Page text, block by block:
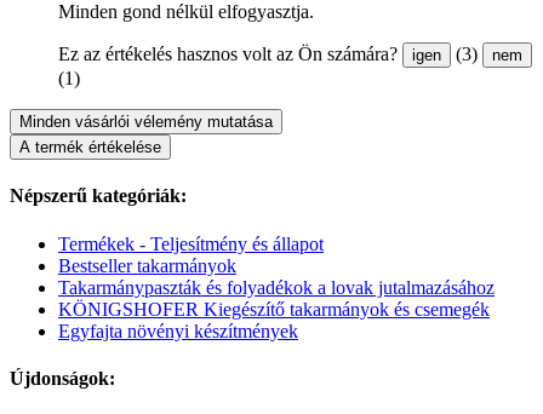
Minden gond nélkül elfogyasztja.
Ez az értékelés hasznos volt az Ön számára? igen (3) nem
(1)
Minden vásárlói vélemény mutatása
A termék értékelése
Népszerű kategóriák:
Termékek - Teljesítmény és állapot
Bestseller takarmányok
Takarmánypaszták és folyadékok a lovak jutalmazásához
KÖNIGSHOFER Kiegészítő takarmányok és csemegék
Egyfajta növényi készítmények
Újdonságok: